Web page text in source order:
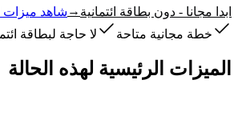
ابدا مجانا - دون بطاقة ائتمانية → شاهد ميزات
خطة مجانية متاحة
لا حاجة لبطاقة
الميزات الرئيسية لهذه الحالة